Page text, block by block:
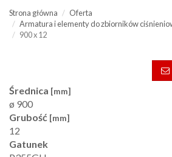
Strona główna
Oferta
Armatura i elementy do zbiorników
900 x 12
Średnica [mm]
ø 900
Grubość [mm]
12
Gatunek